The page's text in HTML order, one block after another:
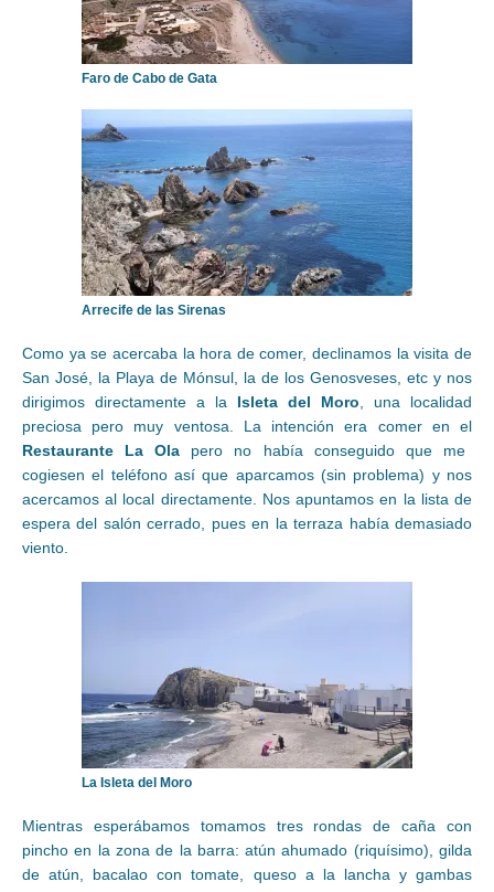
Faro de Cabo de Gata
Arrecife de las Sirenas
Como ya se acercaba la hora de comer, declinamos la visita de
San José, la Playa de Mónsul, la de los Genosveses, etc y nos
dirigimos directamente a la Isleta del Moro, una localidad
preciosa pero muy ventosa. La intención era comer en el
Restaurante La Ola pero no había conseguido que me
cogiesen el teléfono así que aparcamos (sin problema) y nos
acercamos al local directamente. Nos apuntamos en la lista de
espera del salón cerrado, pues en la terraza había demasiado
viento.
La Isleta del Moro
Mientras esperábamos tomamos tres rondas de caña con
pincho en la zona de la barra: atún ahumado (riquísimo), gilda
de atún, bacalao con tomate, queso a la lancha y gambas